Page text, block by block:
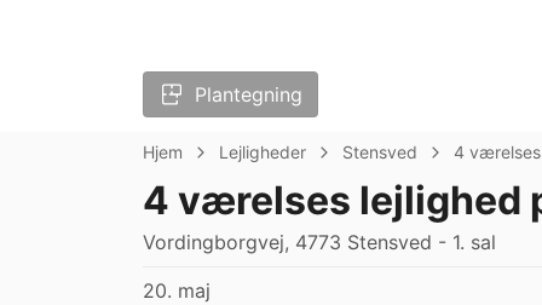
Plantegning
Hjem Lejligheder Stensved 4 værelses
4 værelses lejlighed
Vordingborgvej, 4773 Stensved - 1. sal
20. maj